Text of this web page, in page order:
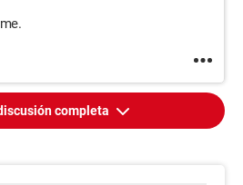
completa